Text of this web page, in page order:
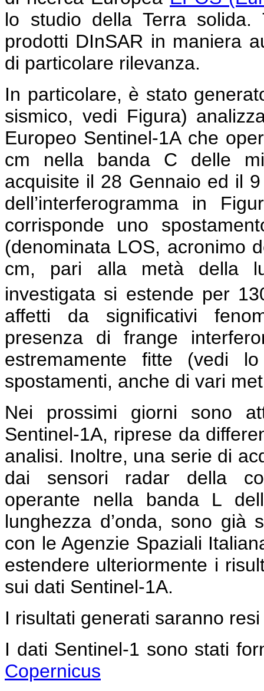
lo studio della Terra solida.
prodotti DInSAR in maniera
di particolare rilevanza.
In particolare, è stato
sismico, vedi Figura)
Europeo Sentinel-1A che
cm nella banda C delle
acquisite il 28 Gennaio ed il
dell’interferogramma in
corrisponde uno
(denominata LOS, acronimo
cm, pari alla metà della
investigata si estende per
affetti da significativi
presenza di frange
estremamente fitte (vedi
spostamenti, anche di vari
Nei prossimi giorni sono
Sentinel-1A, riprese da
analisi. Inoltre, una serie di
dai sensori radar della
operante nella banda L
lunghezza d’onda, sono già
con le Agenzie Spaziali
estendere ulteriormente i
sui dati Sentinel-1A.
I risultati generati saranno
I dati Sentinel-1 sono stati
Copernicus